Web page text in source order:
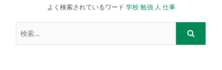
よく検索されているワード 学校 勉強 人 仕事